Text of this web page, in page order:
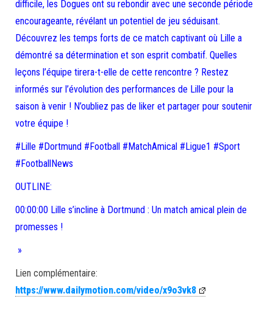
difficile, les Dogues ont su rebondir avec une seconde période
encourageante, révélant un potentiel de jeu séduisant.
Découvrez les temps forts de ce match captivant où Lille a
démontré sa détermination et son esprit combatif. Quelles
leçons l’équipe tirera-t-elle de cette rencontre ? Restez
informés sur l’évolution des performances de Lille pour la
saison à venir ! N’oubliez pas de liker et partager pour soutenir
votre équipe !
#Lille #Dortmund #Football #MatchAmical #Ligue1 #Sport
#FootballNews
OUTLINE:
00:00:00 Lille s’incline à Dortmund : Un match amical plein de
promesses !
»
Lien complémentaire:
https://www.dailymotion.com/video/x9o3vk8